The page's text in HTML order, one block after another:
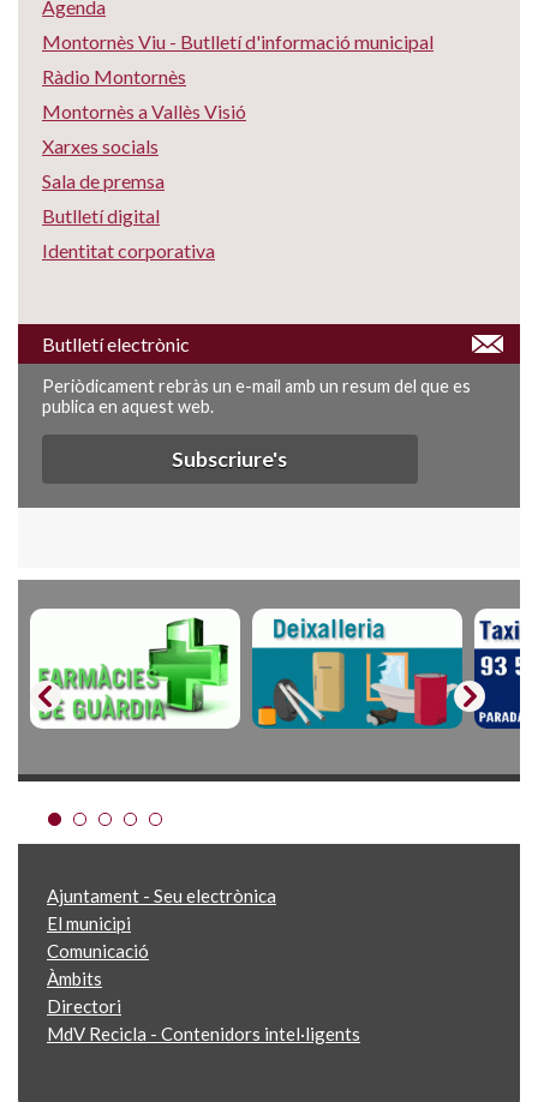
Agenda
Montornès Viu - Butlletí d'informació municipal
Ràdio Montornès
Montornès a Vallès Visió
Xarxes socials
Sala de premsa
Butlletí digital
Identitat corporativa
Butlletí electrònic
Periòdicament rebràs un e-mail amb un resum del que es
publica en aquest web.
Subscriure's
Ajuntament - Seu electrònica
El municipi
Comunicació
Àmbits
Directori
MdV Recicla - Contenidors intel·ligents